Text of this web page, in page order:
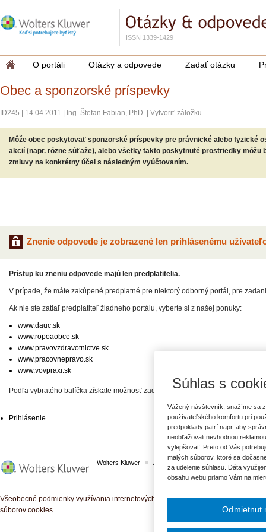
ISSN 1339-1429
O portáli Otázky a odpovede Zadať otázku
Obec a sponzorské príspevky
ID245 14.04.2011 Ing. Štefan Fabian, PhD. Vytvoriť záložku
Môže obec poskytovať sponzorské príspevky pre právnické alebo fyzické
akcií (napr. rôzne súťaže), alebo všetky takto poskytnuté prostriedky môžu
zmluvy na konkrétny účel s následným vyúčtovaním.
Znenie odpovede je zobrazené len prihlásenému
Prístup ku zneniu odpovede majú len predplatitelia.
V prípade, že máte zakúpené predplatné pre niektorý odborný portál, pre
Ak nie ste zatiaľ predplatiteľ žiadneho portálu, vyberte si z našej ponuky:
www.dauc.sk
www.ropoaobce.sk
www.pravovzdravotnictve.sk
www.pracovnepravo.sk
www.vovpraxi.sk
Podľa vybratého balíčka získate možnosť zadať svoje otázky, prípadne prístup
Prihlásenie
Wolters Kluwer ASPI Komplexné právne predpisy
Všeobecné podmienky využívania internetových služieb a komunitných portálov
súborov cookies
Súhlas s
Vážený návštevník, snažíme sa
používateľského komfortu pri
predpoklady patrí napr. aby
neobťažovali nevhodnou
vylepšovať. Preto od Vás
malých súborov, ktoré sa
za udelenie súhlasu. Dáta
obsahu webu priamo Vám na
Odmietnut